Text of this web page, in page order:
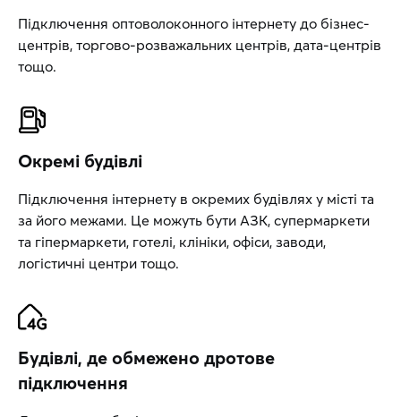
Підключення оптоволоконного інтернету до бізнес-
центрів, торгово-розважальних центрів, дата-центрів
тощо.
Окремі будівлі
Підключення інтернету в окремих будівлях у місті та
за його межами. Це можуть бути АЗК, супермаркети
та гіпермаркети, готелі, клініки, офіси, заводи,
логістичні центри тощо.
Будівлі, де обмежено дротове
підключення